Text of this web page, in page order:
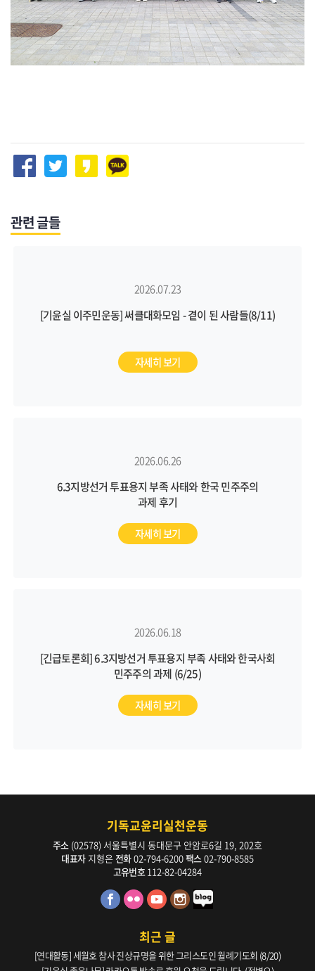
관련 글들
2026.07.23
[기윤실 이주민운동] 써클대화모임 - 곁이 된 사람들(8/11)
자세히 보기
2026.06.26
6.3지방선거 투표용지 부족 사태와 한국 민주주의
과제 후기
자세히 보기
2026.06.18
[긴급토론회] 6.3지방선거 투표용지 부족 사태와 한국사회
민주주의 과제 (6/25)
자세히 보기
기독교윤리실천운동
주소 (02578) 서울특별시 동대문구 안암로6길 19, 202호
대표자지형은 전화02-794-6200팩스 02-790-8585
고유번호 112-82-04284
최근 글
[연대활동] 세월호 참사 진상규명을 위한 그리스도인 월례기도회 (8/20)